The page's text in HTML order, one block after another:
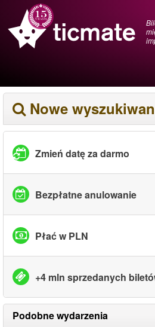
Nowe
Zmień datę za darmo
Bezpłatne anulowanie
Płać w PLN
+4 mln sprzedanych
Podobne wydarzenia